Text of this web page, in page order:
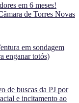
em 6 meses!
de Torres Novas
em sondagem
enganar totós)
de buscas da PJ por
e incitamento ao